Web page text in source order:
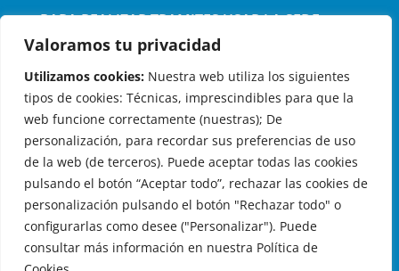
Valoramos tu privacidad
Utilizamos cookies: Nuestra web utiliza los siguientes
tipos de cookies: Técnicas, imprescindibles para que la
web funcione correctamente (nuestras); De
personalización, para recordar sus preferencias de uso
de la web (de terceros). Puede aceptar todas las cookies
pulsando el botón “Aceptar todo”, rechazar las cookies de
personalización pulsando el botón "Rechazar todo" o
configurarlas como desee ("Personalizar"). Puede
consultar más información en nuestra Política de
PARA REALIZAR TRAMITES USAR LA SEDE
ELECTRONICA (pinchar aquí)
OTERO DE HERREROS EN LAS REDES